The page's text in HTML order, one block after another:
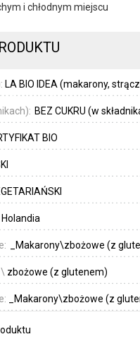
i chłodnym miejscu
LA BIO IDEA (makarony,
BEZ CUKRU (w
BIO
Holandia
_Makarony\zbożowe (z
\ zbożowe (z glutenem)
_Makarony\zbożowe (z